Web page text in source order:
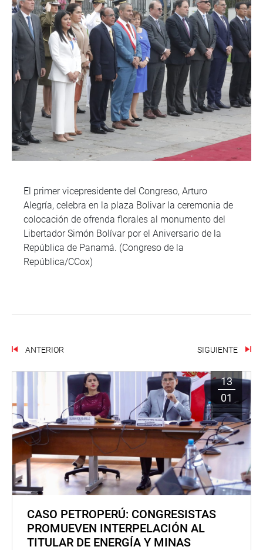
El primer vicepresidente del Congreso, Arturo
Alegría, celebra en la plaza Bolivar la ceremonia de
colocación de ofrenda florales al monumento del
Libertador Simón Bolívar por el Aniversario de la
República de Panamá. (Congreso de la
República/CCox)
ANTERIOR SIGUIENTE
13
01
CASO PETROPERÚ: CONGRESISTAS
PROMUEVEN INTERPELACIÓN AL
TITULAR DE ENERGÍA Y MINAS